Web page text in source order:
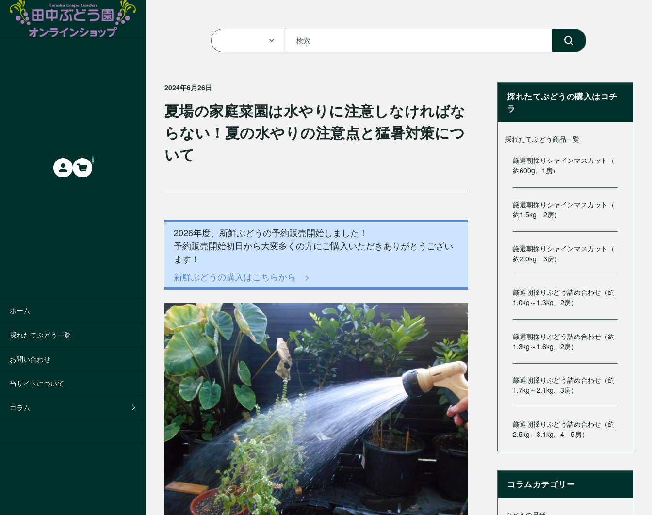
0
ホーム
採れたてぶどう一覧
お問い合わせ
当サイトについて
コラム
2024年6月26日
夏場の家庭菜園は水やりに注意しなければな
らない！夏の水やりの注意点と猛暑対策につ
いて
2026年度、新鮮ぶどうの予約販売開始しました！
予約販売開始初日から大変多くの方にご購入いただきありがとうござい
ます！
新鮮ぶどうの購入はこちらから >
採れたてぶどうの購入はコチ
ラ
採れたてぶどう商品一覧
厳選朝採りシャインマスカット（
約600g、1房）
厳選朝採りシャインマスカット（
約1.5kg、2房）
厳選朝採りシャインマスカット（
約2.0kg、3房）
厳選朝採りぶどう詰め合わせ（約
1.0kg～1.3kg、2房）
厳選朝採りぶどう詰め合わせ（約
1.3kg～1.6kg、2房）
厳選朝採りぶどう詰め合わせ（約
1.7kg～2.1kg、3房）
厳選朝採りぶどう詰め合わせ（約
2.5kg～3.1kg、4～5房）
コラムカテゴリー